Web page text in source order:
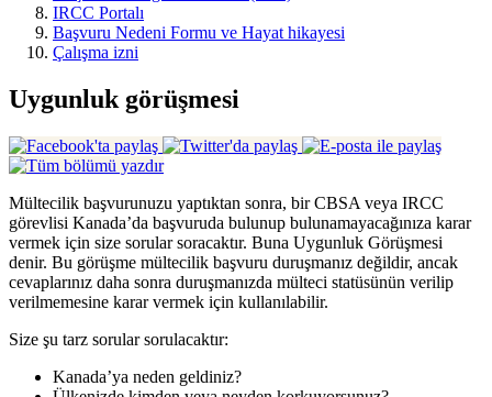
IRCC Portalı
Başvuru Nedeni Formu ve Hayat hikayesi
Çalışma izni
Uygunluk görüşmesi
Mültecilik başvurunuzu yaptıktan sonra, bir CBSA veya IRCC
görevlisi Kanada’da başvuruda bulunup bulunamayacağınıza karar
vermek için size sorular soracaktır. Buna Uygunluk Görüşmesi
denir. Bu görüşme mültecilik başvuru duruşmanız değildir, ancak
cevaplarınız daha sonra duruşmanızda mülteci statüsünün verilip
verilmemesine karar vermek için kullanılabilir.
Size şu tarz sorular sorulacaktır:
Kanada’ya neden geldiniz?